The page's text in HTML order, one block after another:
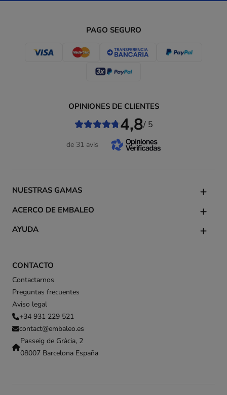
PAGO SEGURO
CONTACTO
Contactarnos
Preguntas frecuentes
Aviso legal
+34 931 229 521
contact@embaleo.es
Passeig de Gràcia, 2
08007 Barcelona España
NUESTRAS GAMAS
ACERCO DE EMBALEO
AYUDA
OPINIONES DE CLIENTES
4,8/ 5
de 31 avis